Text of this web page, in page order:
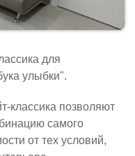
для
улыбки".
классика позволяют
самого
от тех условий,